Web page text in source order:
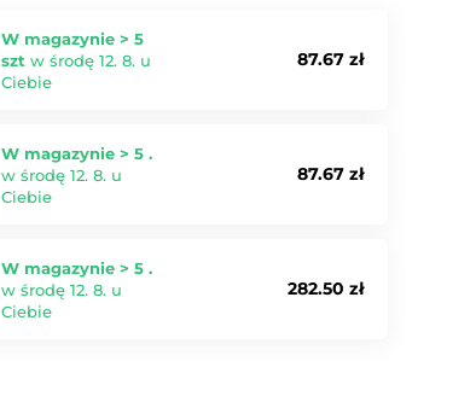
W magazynie > 5
szt w środę 12. 8. u
Ciebie
87.67 zł
W magazynie > 5 .
w środę 12. 8. u
Ciebie
87.67 zł
W magazynie > 5 .
w środę 12. 8. u
Ciebie
282.50 zł